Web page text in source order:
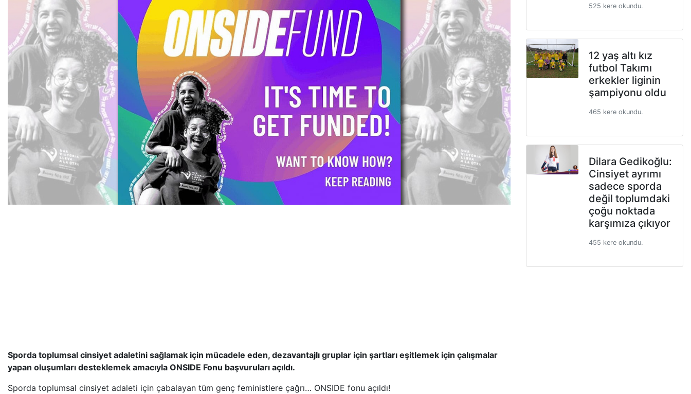
Sporda toplumsal cinsiyet adaletini sağlamak için mücadele eden, dezavantajlı gruplar için şartları eşitlemek için çalışmalar
yapan oluşumları desteklemek amacıyla ONSIDE Fonu başvuruları açıldı.
Sporda toplumsal cinsiyet adaleti için çabalayan tüm genç feministlere çağrı… ONSIDE fonu açıldı!
525 kere okundu.
12 yaş altı kız
futbol Takımı
erkekler liginin
şampiyonu oldu
465 kere okundu.
Dilara Gedikoğlu:
Cinsiyet ayrımı
sadece sporda
değil toplumdaki
çoğu noktada
karşımıza çıkıyor
455 kere okundu.